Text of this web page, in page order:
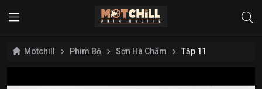
Motchill Phim Bộ Sơn Hà Chẩm Tập 11